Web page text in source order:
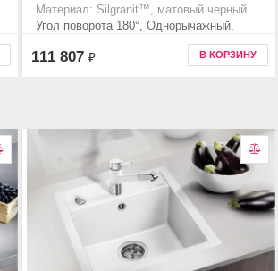
Материал: Silgranit™, матовый черный
Угол поворота 180°, Однорычажный,
отдельная ручка для управления
питьевой водой
111 807 ₽ В КОРЗИНУ